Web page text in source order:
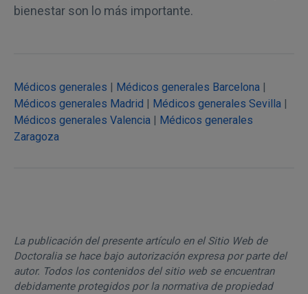
bienestar son lo más importante.
Médicos generales | Médicos generales Barcelona |
Médicos generales Madrid | Médicos generales Sevilla |
Médicos generales Valencia | Médicos generales
Zaragoza
La publicación del presente artículo en el Sitio Web de
Doctoralia se hace bajo autorización expresa por parte del
autor. Todos los contenidos del sitio web se encuentran
debidamente protegidos por la normativa de propiedad